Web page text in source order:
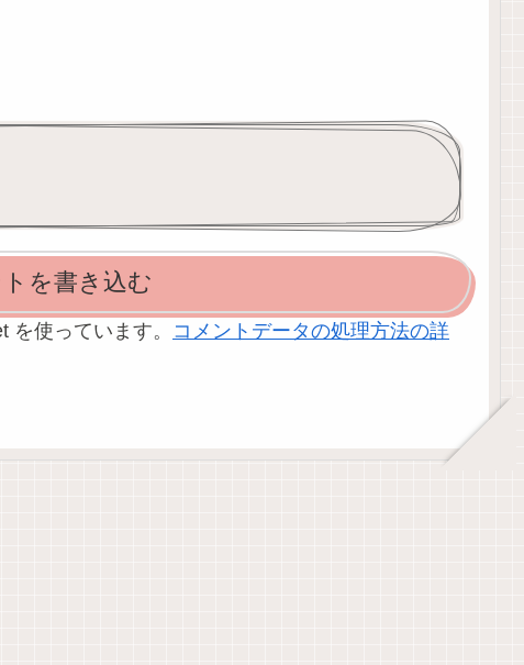
を書き込む
使っています。 コメントデータの処理方法の詳